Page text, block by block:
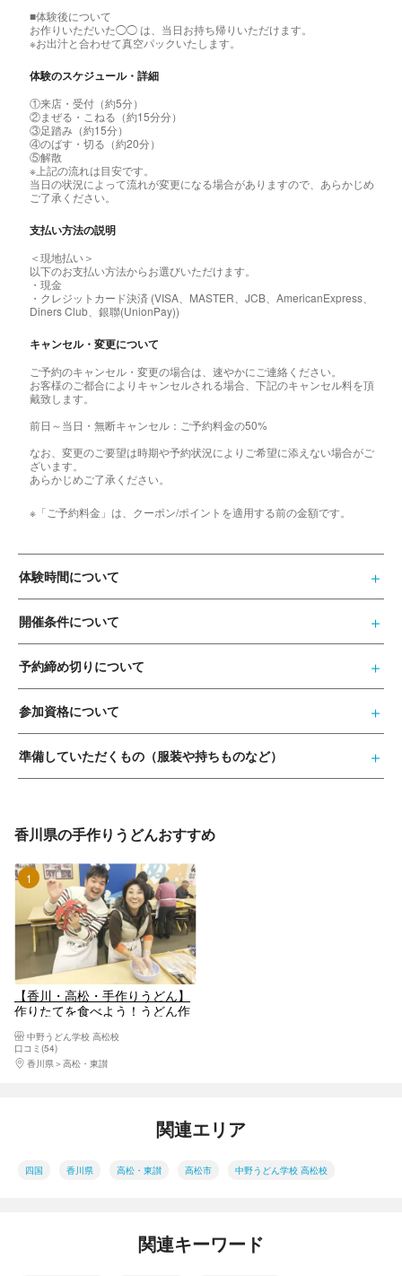
■体験後について
お作りいただいた◯◯ は、当日お持ち帰りいただけます。
※お出汁と合わせて真空パックいたします。
体験のスケジュール・詳細
①来店・受付（約5分）
②まぜる・こねる（約15分分）
③足踏み（約15分）
④のばす・切る（約20分）
⑤解散
※上記の流れは目安です。
当日の状況によって流れが変更になる場合がありますので、あらかじめ
ご了承ください。
支払い方法の説明
＜現地払い＞
以下のお支払い方法からお選びいただけます。
・現金
・クレジットカード決済 (VISA、MASTER、JCB、AmericanExpress、
Diners Club、銀聯(UnionPay))
キャンセル・変更について
ご予約のキャンセル・変更の場合は、速やかにご連絡ください。
お客様のご都合によりキャンセルされる場合、下記のキャンセル料を頂
戴致します。
前日～当日・無断キャンセル：ご予約料金の50%
なお、変更のご要望は時期や予約状況によりご希望に添えない場合がご
ざいます。
あらかじめご了承ください。
※「ご予約料金」は、クーポン/ポイントを適用する前の金額です。
体験時間について
開催条件について
予約締め切りについて
参加資格について
準備していただくもの（服装や持ちものなど）
香川県の手作りうどんおすすめ
1位
【香川・高松・手作りうどん】
作りたてを食べよう！うどん作
中野うどん学校 高松校
口コミ(54)
香川県
高松・東讃
関連エリア
四国 香川県 高松・東讃 高松市 中野うどん学校 高松校
関連キーワード